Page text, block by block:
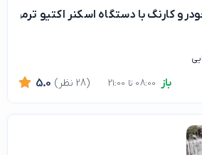
کارنگ با دستگاه اسکنر اکتیو
باز 5.0 (28 نظر)